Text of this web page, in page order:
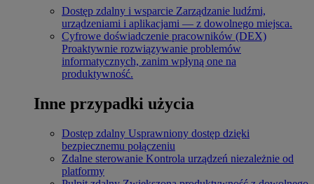
Dostęp zdalny i wsparcie Zarządzanie ludźmi,
urządzeniami i aplikacjami — z dowolnego miejsca.
Cyfrowe doświadczenie pracowników (DEX)
Proaktywnie rozwiązywanie problemów
informatycznych, zanim wpłyną one na
produktywność.
Inne przypadki użycia
Dostęp zdalny Usprawniony dostęp dzięki
bezpiecznemu połączeniu
Zdalne sterowanie Kontrola urządzeń niezależnie od
platformy